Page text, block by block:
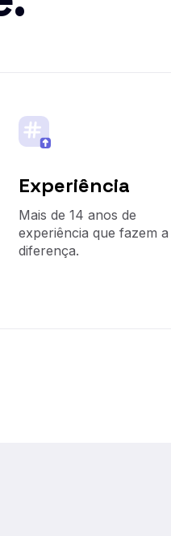
Experiência
Mais de 14 anos de
experiência que fazem a
diferença.